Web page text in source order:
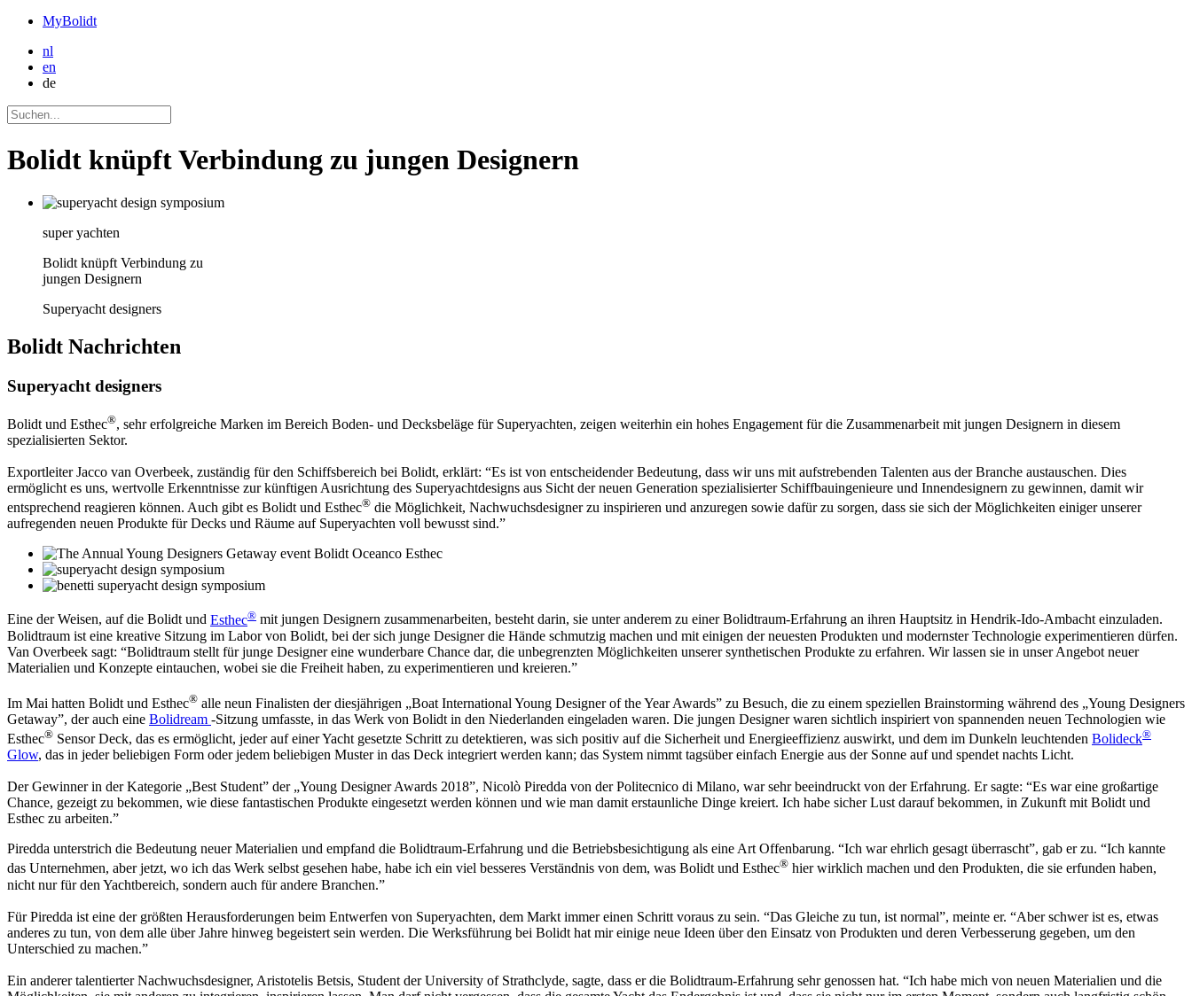
MyBolidt
nl
en
de
Bolidt knüpft Verbindung zu jungen Designern
super yachten
Bolidt knüpft Verbindung zu
jungen Designern
Superyacht designers
Bolidt Nachrichten
Superyacht designers
Bolidt und Esthec®, sehr erfolgreiche Marken im Bereich Boden- und Decksbeläge für Superyachten, zeigen weiterhin ein hohes Engagement für die Zusammenarbeit mit jungen Designern in diesem
spezialisierten Sektor.
Exportleiter Jacco van Overbeek, zuständig für den Schiffsbereich bei Bolidt, erklärt: “Es ist von entscheidender Bedeutung, dass wir uns mit aufstrebenden Talenten aus der Branche austauschen. Dies
ermöglicht es uns, wertvolle Erkenntnisse zur künftigen Ausrichtung des Superyachtdesigns aus Sicht der neuen Generation spezialisierter Schiffbauingenieure und Innendesignern zu gewinnen, damit wir
entsprechend reagieren können. Auch gibt es Bolidt und Esthec® die Möglichkeit, Nachwuchsdesigner zu inspirieren und anzuregen sowie dafür zu sorgen, dass sie sich der Möglichkeiten einiger unserer
aufregenden neuen Produkte für Decks und Räume auf Superyachten voll bewusst sind.”
Eine der Weisen, auf die Bolidt und Esthec® mit jungen Designern zusammenarbeiten, besteht darin, sie unter anderem zu einer Bolidtraum-Erfahrung an ihren Hauptsitz in Hendrik-Ido-Ambacht einzuladen.
Bolidtraum ist eine kreative Sitzung im Labor von Bolidt, bei der sich junge Designer die Hände schmutzig machen und mit einigen der neuesten Produkten und modernster Technologie experimentieren dürfen.
Van Overbeek sagt: “Bolidtraum stellt für junge Designer eine wunderbare Chance dar, die unbegrenzten Möglichkeiten unserer synthetischen Produkte zu erfahren. Wir lassen sie in unser Angebot neuer
Materialien und Konzepte eintauchen, wobei sie die Freiheit haben, zu experimentieren und kreieren.”
Im Mai hatten Bolidt und Esthec® alle neun Finalisten der diesjährigen „Boat International Young Designer of the Year Awards” zu Besuch, die zu einem speziellen Brainstorming während des „Young Designers
Getaway”, der auch eine Bolidream -Sitzung umfasste, in das Werk von Bolidt in den Niederlanden eingeladen waren. Die jungen Designer waren sichtlich inspiriert von spannenden neuen Technologien wie
Esthec® Sensor Deck, das es ermöglicht, jeder auf einer Yacht gesetzte Schritt zu detektieren, was sich positiv auf die Sicherheit und Energieeffizienz auswirkt, und dem im Dunkeln leuchtenden Bolideck®
Glow, das in jeder beliebigen Form oder jedem beliebigen Muster in das Deck integriert werden kann; das System nimmt tagsüber einfach Energie aus der Sonne auf und spendet nachts Licht.
Der Gewinner in der Kategorie „Best Student” der „Young Designer Awards 2018”, Nicolò Piredda von der Politecnico di Milano, war sehr beeindruckt von der Erfahrung. Er sagte: “Es war eine großartige
Chance, gezeigt zu bekommen, wie diese fantastischen Produkte eingesetzt werden können und wie man damit erstaunliche Dinge kreiert. Ich habe sicher Lust darauf bekommen, in Zukunft mit Bolidt und
Esthec zu arbeiten.”
Piredda unterstrich die Bedeutung neuer Materialien und empfand die Bolidtraum-Erfahrung und die Betriebsbesichtigung als eine Art Offenbarung. “Ich war ehrlich gesagt überrascht”, gab er zu. “Ich kannte
das Unternehmen, aber jetzt, wo ich das Werk selbst gesehen habe, habe ich ein viel besseres Verständnis von dem, was Bolidt und Esthec® hier wirklich machen und den Produkten, die sie erfunden haben,
nicht nur für den Yachtbereich, sondern auch für andere Branchen.”
Für Piredda ist eine der größten Herausforderungen beim Entwerfen von Superyachten, dem Markt immer einen Schritt voraus zu sein. “Das Gleiche zu tun, ist normal”, meinte er. “Aber schwer ist es, etwas
anderes zu tun, von dem alle über Jahre hinweg begeistert sein werden. Die Werksführung bei Bolidt hat mir einige neue Ideen über den Einsatz von Produkten und deren Verbesserung gegeben, um den
Unterschied zu machen.”
Ein anderer talentierter Nachwuchsdesigner, Aristotelis Betsis, Student der University of Strathclyde, sagte, dass er die Bolidtraum-Erfahrung sehr genossen hat. “Ich habe mich von neuen Materialien und die